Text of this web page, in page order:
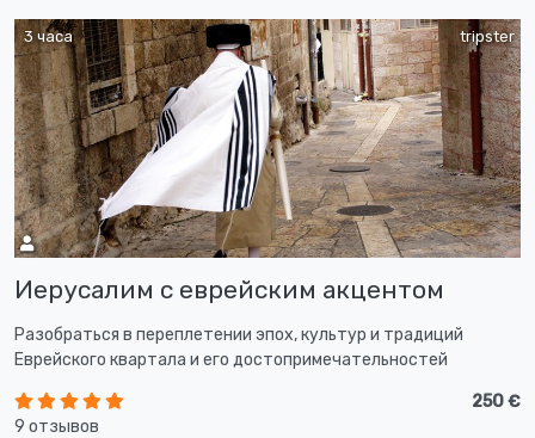
tripster
3 часа
Иерусалим с еврейским акцентом
Разобраться в переплетении эпох, культур и традиций
Еврейского квартала и его достопримечательностей
9 отзывов
250 €